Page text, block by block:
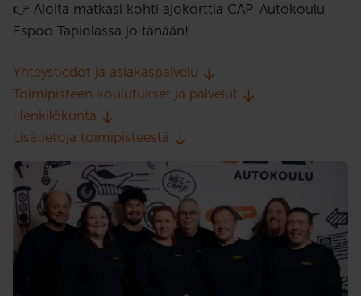
👉 Aloita matkasi kohti ajokorttia CAP-Autokoulu
Espoo Tapiolassa jo tänään!
Yhteystiedot ja asiakaspalvelu
Toimipisteen koulutukset ja palvelut
Henkilökunta
Lisätietoja toimipisteestä